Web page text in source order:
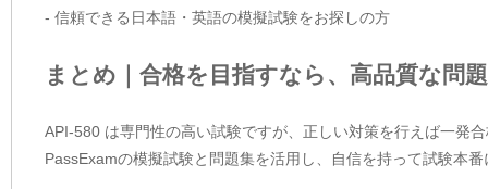
- 信頼できる日本語・英語の模擬試験をお探しの方
まとめ｜合格を目指すなら、高品質な問
API-580 は専門性の高い試験ですが、正しい対策を行えば一発
PassExamの模擬試験と問題集を活用し、自信を持って試験本